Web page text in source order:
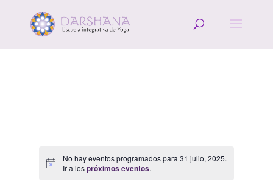
Eventos
en
Aviso
No hay eventos programados para 31 julio, 2025.
Ir a lospróximos eventos.